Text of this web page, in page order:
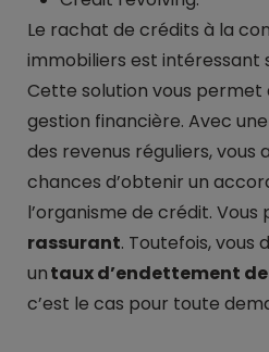
Le rachat de crédits à la
immobiliers est intéressant
Cette solution vous permet
gestion financière. Avec
des revenus réguliers, vous
chances d’obtenir un
l’organisme de crédit. Vous
rassurant. Toutefois, vous
untaux d’endettement de
c’est le cas pour toute